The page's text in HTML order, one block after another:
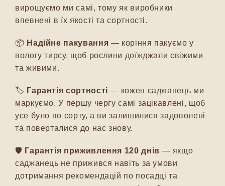
вирощуємо ми самі, тому як виробники
впевнені в їх якості та сортності.
📦 Надійне пакування — коріння пакуємо у
вологу тирсу, щоб рослини доїжджали свіжими
та живими.
🏷️ Гарантія сортності — кожен саджанець ми
маркуємо. У першу чергу самі зацікавлені, щоб
усе було по сорту, а ви залишилися задоволені
та поверталися до нас знову.
🛡️ Гарантія приживлення 120 днів — якщо
саджанець не прижився навіть за умови
дотримання рекомендацій по посадці та